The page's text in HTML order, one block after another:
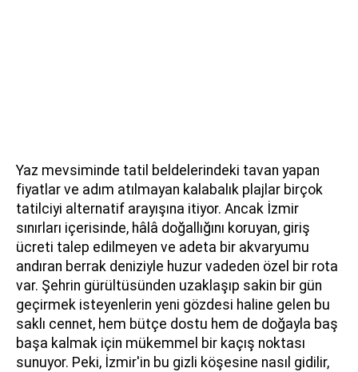
Yaz mevsiminde tatil beldelerindeki tavan yapan
fiyatlar ve adım atılmayan kalabalık plajlar birçok
tatilciyi alternatif arayışına itiyor. Ancak İzmir
sınırları içerisinde, hâlâ doğallığını koruyan, giriş
ücreti talep edilmeyen ve adeta bir akvaryumu
andıran berrak deniziyle huzur vadeden özel bir rota
var. Şehrin gürültüsünden uzaklaşıp sakin bir gün
geçirmek isteyenlerin yeni gözdesi haline gelen bu
saklı cennet, hem bütçe dostu hem de doğayla baş
başa kalmak için mükemmel bir kaçış noktası
sunuyor. Peki, İzmir'in bu gizli köşesine nasıl gidilir,